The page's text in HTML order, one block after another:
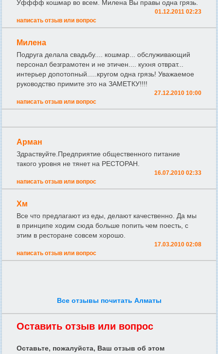
Уфффф кошмар во всем. Милена Вы правы одна грязь.
01.12.2011 02:23
написать отзыв или вопрос
Милена
Подруга делала свадьбу.... кошмар... обслуживающий
персонал безграмотен и не этичен.... кухня отврат...
интерьер допотопный.....кругом одна грязь! Уважаемое
руководство примите это на ЗАМЕТКУ!!!!
27.12.2010 10:00
написать отзыв или вопрос
Арман
Здраствуйте.Предприятие общественного питание
такого уровня не тянет на РЕСТОРАН.
16.07.2010 02:33
написать отзыв или вопрос
Хм
Все что предлагают из еды, делают качественно. Да мы
в принципе ходим сюда больше попить чем поесть, с
этим в ресторане совсем хорошо.
17.03.2010 02:08
написать отзыв или вопрос
Все отзывы почитать Алматы
Оставить отзыв или вопрос
Оставьте, пожалуйста, Ваш отзыв об этом